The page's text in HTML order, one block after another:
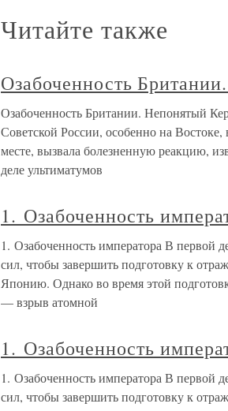
Читайте также
Озабоченность
Озабоченность Британии. Непонятый
Советской России, особенно на
месте, вызвала болезненную реакцию,
деле ультиматумов
1. Озабоченность
1. Озабоченность императора В первой
сил, чтобы завершить подготовку к
Японию. Однако во время этой
— взрыв атомной
1. Озабоченность
1. Озабоченность императора В первой
сил, чтобы завершить подготовку к